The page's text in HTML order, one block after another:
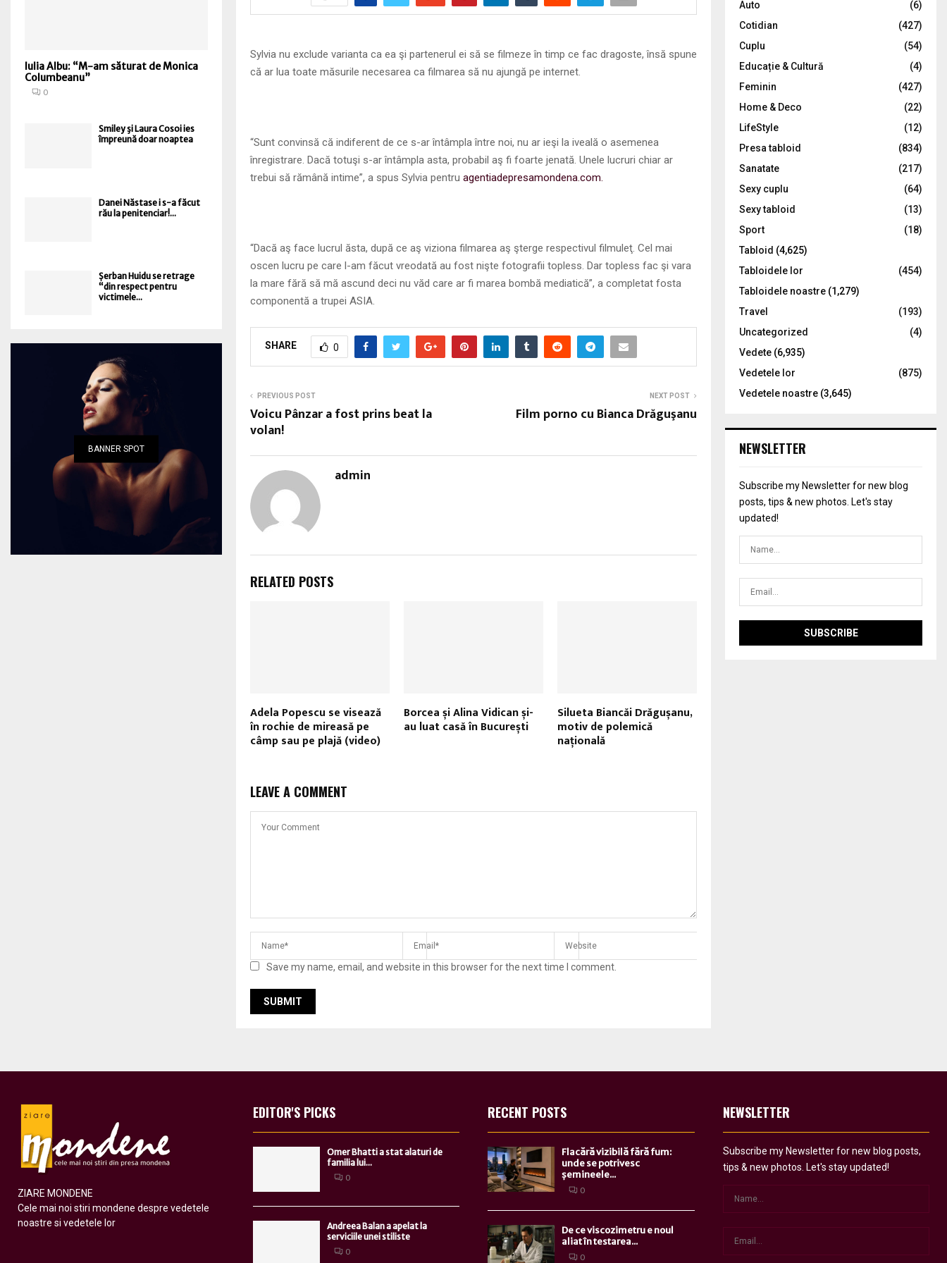
Sylvia nu exclude varianta ca ea şi partenerul ei să se filmeze în timp ce fac dragoste, însă spune
că ar lua toate măsurile necesarea ca filmarea să nu ajungă pe internet.
“Sunt convinsă că indiferent de ce s-ar întâmpla între noi, nu ar ieşi la iveală o asemenea
înregistrare. Dacă totuşi s-ar întâmpla asta, probabil aş fi foarte jenată. Unele lucruri chiar ar
trebui să rămână intime”, a spus Sylvia pentru agentiadepresamondena.com.
“Dacă aş face lucrul ăsta, după ce aş viziona filmarea aş şterge respectivul filmuleţ. Cel mai
oscen lucru pe care l-am făcut vreodată au fost nişte fotografii topless. Dar topless fac şi vara
la mare fără să mă ascund deci nu văd care ar fi marea bombă mediatică”, a completat fosta
componentă a trupei ASIA.
SHARE 0
PREVIOUS POST
Voicu Pânzar a fost prins beat la
volan!
NEXT POST
Film porno cu Bianca Drăguşanu
admin
RELATED POSTS
Adela Popescu se visează
în rochie de mireasă pe
câmp sau pe plajă (video)
Borcea și Alina Vidican și-
au luat casă în București
Silueta Biancăi Drăgușanu,
motiv de polemică
națională
LEAVE A COMMENT
Save my name, email, and website in this browser for the next time I comment.
Iulia Albu: “M-am săturat de Monica
Columbeanu”
0
Smiley şi Laura Cosoi ies
împreună doar noaptea
Danei Năstase i s-a făcut
rău la penitenciar!...
Șerban Huidu se retrage
“din respect pentru
victimele...
BANNER SPOT
:
C
Auto
(6)
Cotidian
(427)
Cuplu
(54)
Educație & Cultură
(4)
Feminin
(427)
Home & Deco
(22)
LifeStyle
(12)
Presa tabloid
(834)
Sanatate
(217)
Sexy cuplu
(64)
Sexy tabloid
(13)
Sport
(18)
Tabloid (4,625)
Tabloidele lor
(454)
Tabloidele noastre (1,279)
Travel
(193)
Uncategorized
(4)
Vedete (6,935)
Vedetele lor
(875)
Vedetele noastre (3,645)
NEWSLETTER
Subscribe my Newsletter for new blog
posts, tips & new photos. Let's stay
updated!
ZIARE MONDENE
Cele mai noi stiri mondene despre vedetele
noastre si vedetele lor
EDITOR'S PICKS
Omer Bhatti a stat alaturi de
familia lui...
0
Andreea Balan a apelat la
serviciile unei stiliste
0
RECENT POSTS
Flacără vizibilă fără fum:
unde se potrivesc
șemineele...
0
De ce viscozimetru e noul
aliat în testarea...
0
NEWSLETTER
Subscribe my Newsletter for new blog posts,
tips & new photos. Let's stay updated!